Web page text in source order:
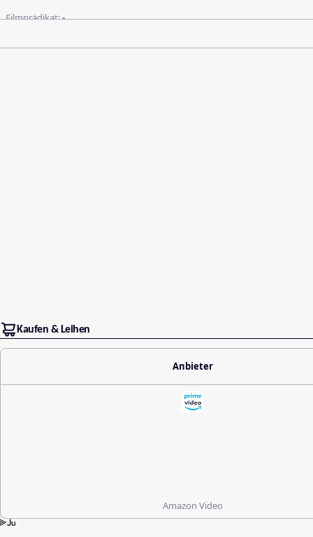
Filmprädikat:-
Kaufen & Leihen
Anbieter
Amazon Video